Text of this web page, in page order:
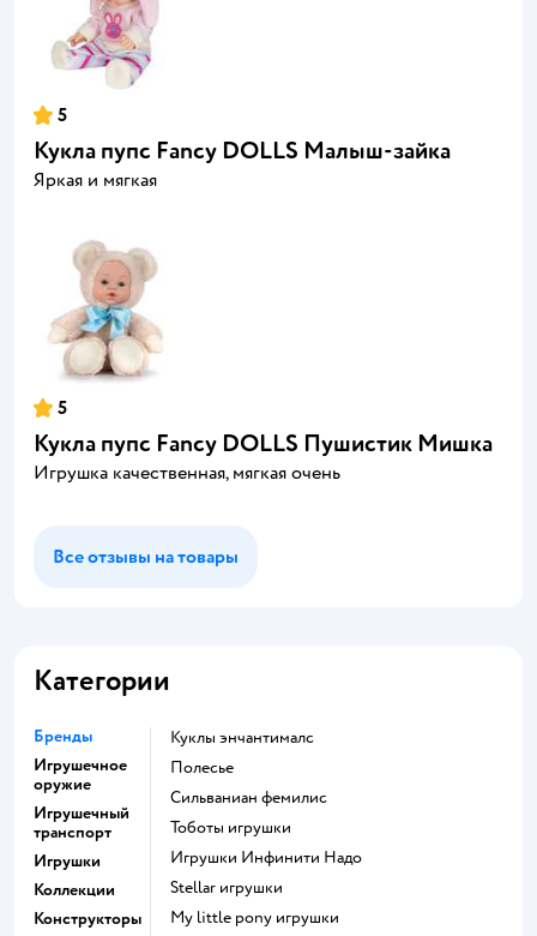
5
Кукла пупс Fancy DOLLS Малыш-зайка
Яркая и мягкая
5
Кукла пупс Fancy DOLLS Пушистик Мишка
Игрушка качественная, мягкая очень
Все отзывы на товары
Категории
Бренды
Игрушечное
оружие
Игрушечный
транспорт
Игрушки
Коллекции
Конструкторы
Куклы энчантималс
Полесье
Сильваниан фемилис
Тоботы игрушки
Игрушки Инфинити Надо
Stellar игрушки
my little pony игрушки